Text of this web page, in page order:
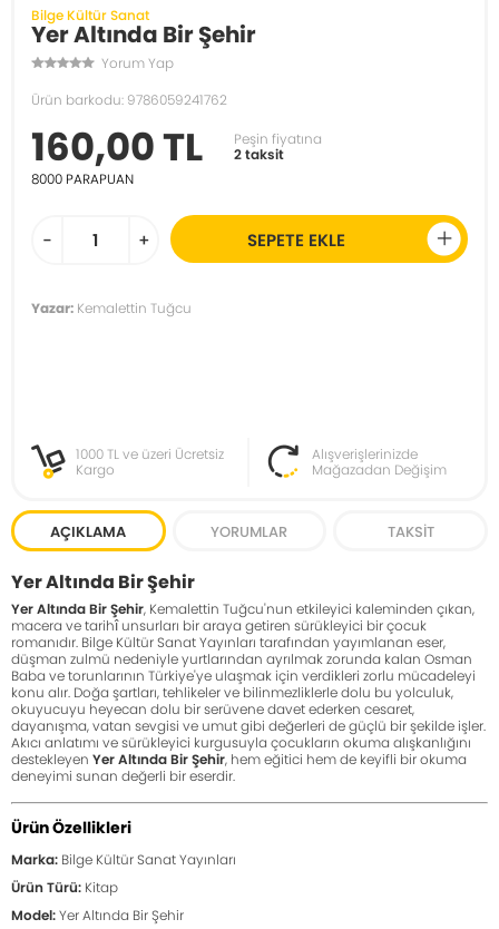
Bilge Kültür Sanat
Yer Altında Bir Şehir
Yorum Yap
Ürün barkodu: 9786059241762
160,00 TL
Peşin fiyatına
2 taksit
8000 PARAPUAN
- + SEPETE EKLE
Yazar: Kemalettin Tuğcu
1000 TL ve üzeri Ücretsiz
Kargo
Alışverişlerinizde
Mağazadan Değişim
AÇIKLAMA YORUMLAR TAKSIT
Yer Altında Bir Şehir
Yer Altında Bir Şehir, Kemalettin Tuğcu'nun etkileyici kaleminden çıkan,
macera ve tarihî unsurları bir araya getiren sürükleyici bir çocuk
romanıdır. Bilge Kültür Sanat Yayınları tarafından yayımlanan eser,
düşman zulmü nedeniyle yurtlarından ayrılmak zorunda kalan Osman
Baba ve torunlarının Türkiye'ye ulaşmak için verdikleri zorlu mücadeleyi
konu alır. Doğa şartları, tehlikeler ve bilinmezliklerle dolu bu yolculuk,
okuyucuyu heyecan dolu bir serüvene davet ederken cesaret,
dayanışma, vatan sevgisi ve umut gibi değerleri de güçlü bir şekilde işler.
Akıcı anlatımı ve sürükleyici kurgusuyla çocukların okuma alışkanlığını
destekleyen Yer Altında Bir Şehir, hem eğitici hem de keyifli bir okuma
deneyimi sunan değerli bir eserdir.
Ürün Özellikleri
Marka: Bilge Kültür Sanat Yayınları
Ürün Türü: Kitap
Model:Yer Altında Bir Şehir